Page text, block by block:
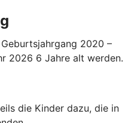
2020 –
2026 6 Jahre alt werden.
die Kinder dazu, die in